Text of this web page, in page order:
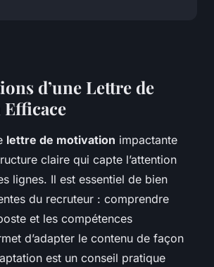
d’une Lettre de
lettre de motivation impactante
claire qui capte l’attention
lignes. Il est essentiel de bien
du recruteur : comprendre
et les compétences
d’adapter le contenu de façon
est un conseil pratique